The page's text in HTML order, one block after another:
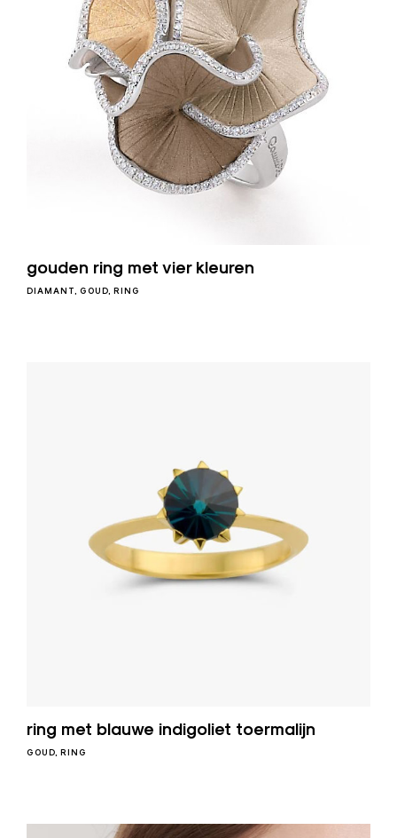
gouden ring met vier kleuren
DIAMANT GOUD RING
ring met blauwe indigoliet toermalijn
GOUD RING